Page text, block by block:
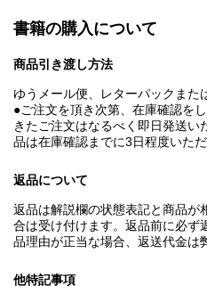
書籍の購入について
商品引き渡し方法
ゆうメール便、レターパックまた
●ご注文を頂き次第、在庫確認を
きたご注文はなるべく即日発送
品は在庫確認までに3日程度いた
返品について
返品は解説欄の状態表記と商品が
合は受け付けます。返品前に必ず
品理由が正当な場合、返送代金は
他特記事項